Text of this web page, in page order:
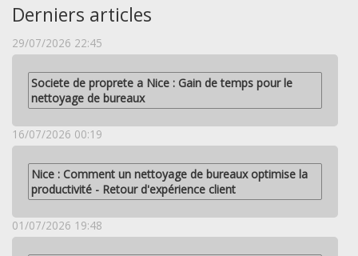
Derniers articles
29/07/2026 22:45
Societe de proprete a Nice : Gain de temps pour le
nettoyage de bureaux
16/07/2026 00:19
Nice : Comment un nettoyage de bureaux optimise la
productivité - Retour d'expérience client
01/07/2026 19:48